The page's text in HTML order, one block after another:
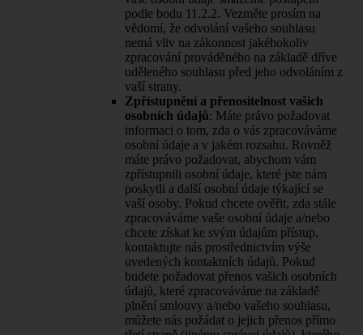
podle bodu 11.2.2. Vezměte prosím na
vědomí, že odvolání vašeho souhlasu
nemá vliv na zákonnost jakéhokoliv
zpracování prováděného na základě dříve
uděleného souhlasu před jeho odvoláním z
vaší strany.
Zpřístupnění a přenositelnost vašich
osobních údajů: Máte právo požadovat
informaci o tom, zda o vás zpracováváme
osobní údaje a v jakém rozsahu. Rovněž
máte právo požadovat, abychom vám
zpřístupnili osobní údaje, které jste nám
poskytli a další osobní údaje týkající se
vaší osoby. Pokud chcete ověřit, zda stále
zpracováváme vaše osobní údaje a/nebo
chcete získat ke svým údajům přístup,
kontaktujte nás prostřednictvím výše
uvedených kontaktních údajů. Pokud
budete požadovat přenos vašich osobních
údajů, které zpracováváme na základě
plnění smlouvy a/nebo vašeho souhlasu,
můžete nás požádat o jejich přenos přímo